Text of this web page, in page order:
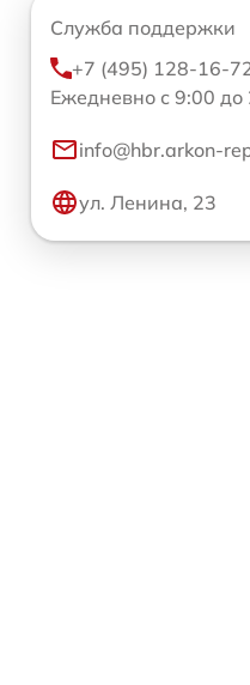
Служба поддержки
+7 (495) 128-16-
Ежедневно с 9:00 до
info@hbr.arkon-
ул. Ленина, 23